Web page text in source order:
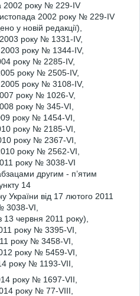
2002 року № 229-IV
2002 року № 229-IV
у новій редакції),
року № 1331-IV,
2003 року № 1344-IV,
року № 2285-IV,
року № 2505-IV,
2005 року № 3108-IV,
року № 1026-V,
року № 345-VI,
року № 1454-VI,
року № 2185-VI,
року № 2367-VI,
року № 2562-VI,
року № 3038-VI
другим - п’ятим
14
України від 17 лютого 2011
3038-VI,
13 червня 2011 року),
року № 3395-VI,
року № 3458-VI,
року № 5459-VI,
року № 1193-VII,
року № 1697-VII,
року № 77-VIII,